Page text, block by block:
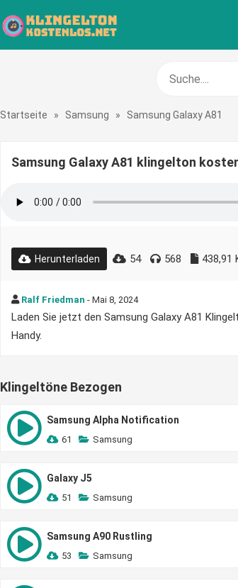
Startseite » Samsung » Samsung Galaxy A81
Samsung Galaxy A81 klingelton
Herunterladen 54 568 438,91
Ralf Friedman - Mai 8, 2024
Laden Sie jetzt den Samsung Galaxy A81
Handy.
Klingeltöne Bezogen
Samsung Alpha Notification
61 Samsung
Galaxy J5
51 Samsung
Samsung A90 Rustling
53 Samsung